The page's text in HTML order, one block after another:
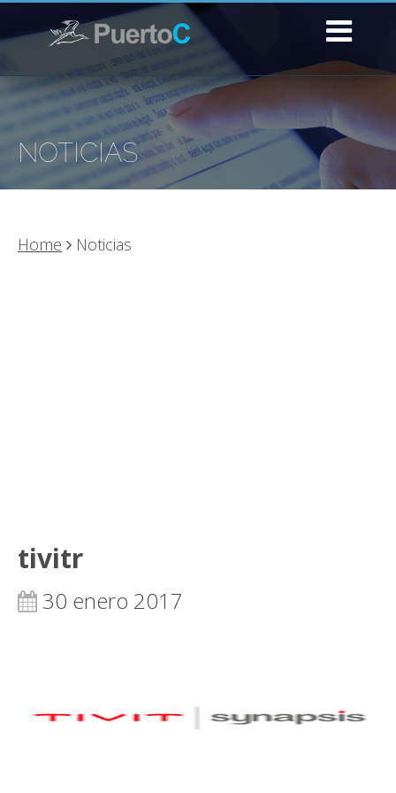
NOTICIAS
Home Noticias
tivitr
30 enero 2017